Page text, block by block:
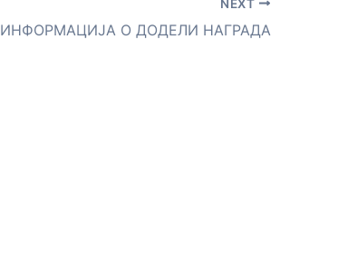
NEXT
ИНФОРМАЦИЈА О ДОДЕЛИ НАГРАДА